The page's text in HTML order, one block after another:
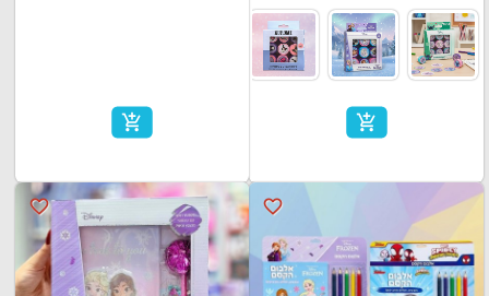
add_shopping_cart
add_shopping_cart
favorite_border
favorite_border